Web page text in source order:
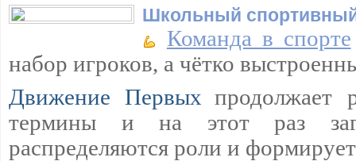
Школьный
Команда в спорте
набор игроков, а чётко
Движение Первых продолжает
термины и на этот раз
распределяются роли и